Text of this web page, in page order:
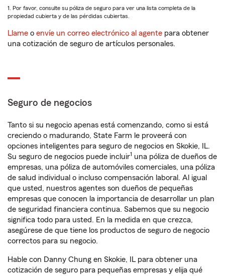
1. Por favor, consulte su póliza de seguro para ver una lista completa de la
propiedad cubierta y de las pérdidas cubiertas.
Llame o envíe un correo electrónico al agente para obtener
una cotización de seguro de artículos personales.
Seguro de negocios
Tanto si su negocio apenas está comenzando, como si está
creciendo o madurando, State Farm le proveerá con
opciones inteligentes para seguro de negocios en Skokie, IL.
Su seguro de negocios puede incluir1 una póliza de dueños de
empresas, una póliza de automóviles comerciales, una póliza
de salud individual o incluso compensación laboral. Al igual
que usted, nuestros agentes son dueños de pequeñas
empresas que conocen la importancia de desarrollar un plan
de seguridad financiera continua. Sabemos que su negocio
significa todo para usted. En la medida en que crezca,
asegúrese de que tiene los productos de seguro de negocio
correctos para su negocio.
Hable con Danny Chung en Skokie, IL para obtener una
cotización de seguro para pequeñas empresas y elija qué